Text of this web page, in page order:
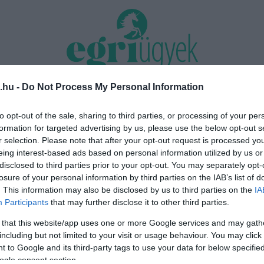
- Do Not Process My Personal Information
opt-out of the sale, sharing to third parties, or processing of your
for targeted advertising by us, please use the below opt-out
selection. Please note that after your opt-out request is processed
interest-based ads based on personal information utilized by us
to third parties prior to your opt-out. You may separately
of your personal information by third parties on the IAB’s list of
This information may also be disclosed by us to third parties on the
Participants that may further disclose it to other third parties.
that this website/app uses one or more Google services and may
but not limited to your visit or usage behaviour. You may
to Google and its third-party tags to use your data for below
consent section.
nyomást a fiunkra” – Egy egri
amely a Rapid Wi...
Új hűtőrendszer a Markhot Ferenc
Kórházban: több mint 70 millió
ELINDULT A 2022-ES EGRI KARÁCSONYI CIPŐSDOBOZ